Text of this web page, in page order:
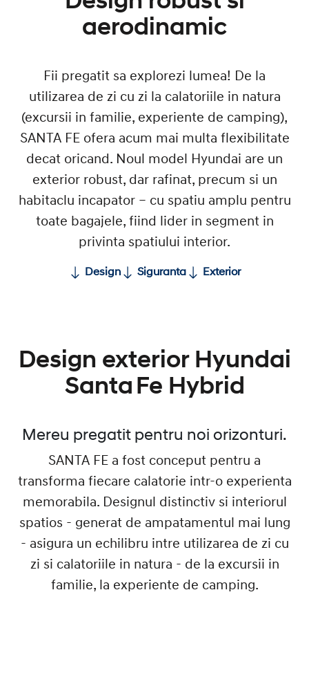
aerodinamic
Fii pregatit sa explorezi lumea! De la
utilizarea de zi cu zi la calatoriile in natura
(excursii in familie, experiente de camping),
SANTA FE ofera acum mai multa flexibilitate
decat oricand. Noul model Hyundai are un
exterior robust, dar rafinat, precum si un
habitaclu incapator – cu spatiu amplu pentru
toate bagajele, fiind lider in segment in
privinta spatiului interior.
Design Siguranta Exterior
Design exterior Hyundai
Santa Fe Hybrid
Mereu pregatit pentru noi orizonturi.
SANTA FE a fost conceput pentru a
transforma fiecare calatorie intr-o experienta
memorabila. Designul distinctiv si interiorul
spatios - generat de ampatamentul mai lung
- asigura un echilibru intre utilizarea de zi cu
zi si calatoriile in natura - de la excursii in
familie, la experiente de camping.